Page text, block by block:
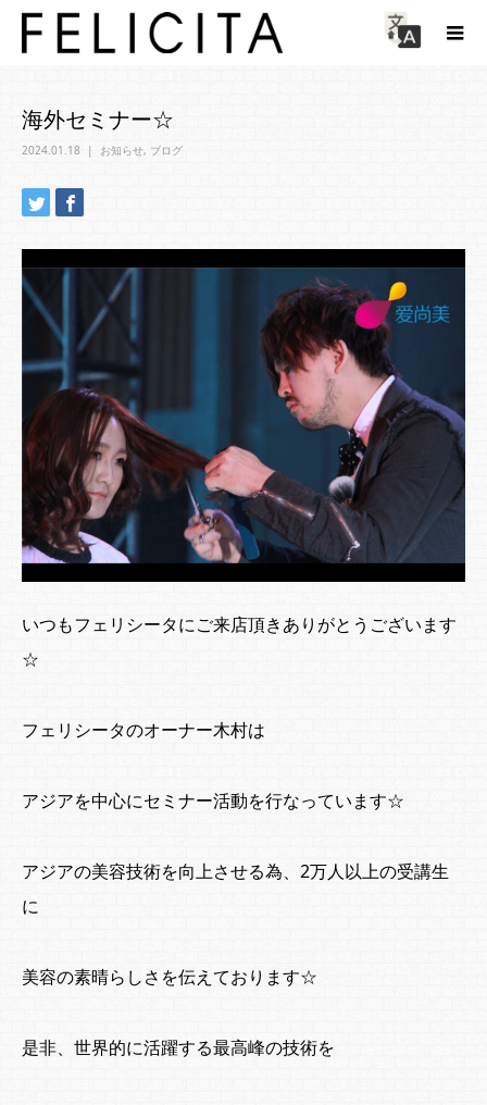
Article
海外セミナー☆
2024.01.18 お知らせ, ブログ
いつもフェリシータにご来店頂きありがとうございます
☆
フェリシータのオーナー木村は
アジアを中心にセミナー活動を行なっています☆
アジアの美容技術を向上させる為、2万人以上の受講生
に
美容の素晴らしさを伝えております☆
是非、世界的に活躍する最高峰の技術を